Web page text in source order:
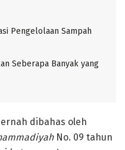
Pengelolaan Sampah
Seberapa Banyak yang
dibahas oleh
No. 09 tahun